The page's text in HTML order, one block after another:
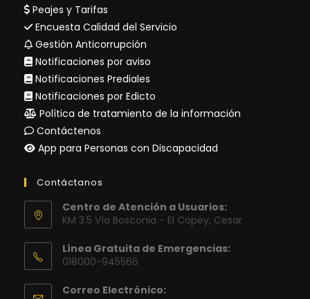
Peajes y Tarifas
Encuesta Calidad del Servicio
Gestión Anticorrupción
Notificaciones por aviso
Notificaciones Prediales
Notificaciones por Edicto
Política de tratamiento de la información
Contáctenos
App para Personas con Discapacidad
Contáctanos
Centro de Atención a Usuarios:
KM 3.5 Vía Bosconia - El Copey, Cesar
Línea Gratuita de Emergencias:
018000-945566
Correo Electrónico: